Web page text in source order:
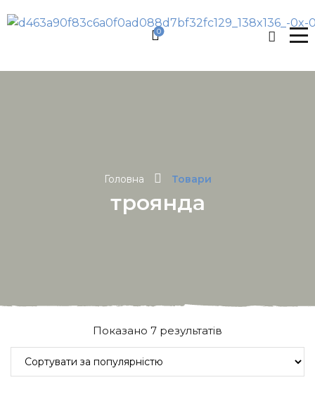
0
Головна Товари
троянда
Показано 7 результатів